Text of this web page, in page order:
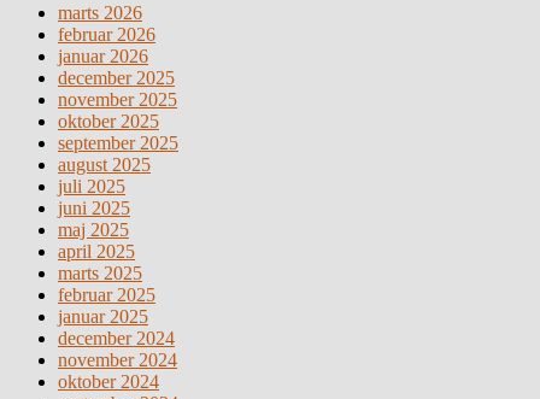
marts 2026
februar 2026
januar 2026
december 2025
november 2025
oktober 2025
september 2025
august 2025
juli 2025
juni 2025
maj 2025
april 2025
marts 2025
februar 2025
januar 2025
december 2024
november 2024
oktober 2024